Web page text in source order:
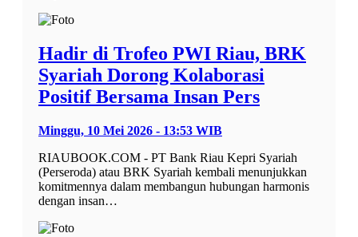
Hadir di Trofeo PWI Riau, BRK
Syariah Dorong Kolaborasi
Positif Bersama Insan Pers
Minggu, 10 Mei 2026 - 13:53 WIB
RIAUBOOK.COM - PT Bank Riau Kepri Syariah
(Perseroda) atau BRK Syariah kembali menunjukkan
komitmennya dalam membangun hubungan harmonis
dengan insan…